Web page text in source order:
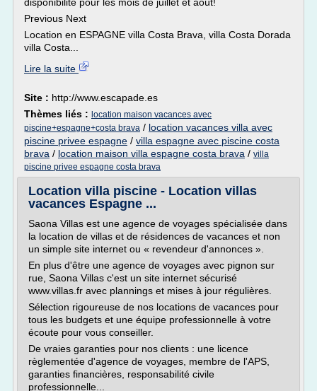
Previous Next
Location en ESPAGNE villa Costa Brava, villa Costa Dorada
villa Costa...
Lire la suite
Site : http://www.escapade.es
Thèmes liés : location maison vacances avec
piscine+espagne+costa brava / location vacances villa avec
piscine privee espagne / villa espagne avec piscine costa
brava / location maison villa espagne costa brava / villa
piscine privee espagne costa brava
Location villa piscine - Location villas
vacances Espagne ...
Saona Villas est une agence de voyages spécialisée dans
la location de villas et de résidences de vacances et non
un simple site internet ou « revendeur d'annonces ».
En plus d'être une agence de voyages avec pignon sur
rue, Saona Villas c'est un site internet sécurisé
www.villas.fr avec plannings et mises à jour régulières.
Sélection rigoureuse de nos locations de vacances pour
tous les budgets et une équipe professionnelle à votre
écoute pour vous conseiller.
De vraies garanties pour nos clients : une licence
règlementée d'agence de voyages, membre de l'APS,
garanties financières, responsabilité civile
professionnelle...